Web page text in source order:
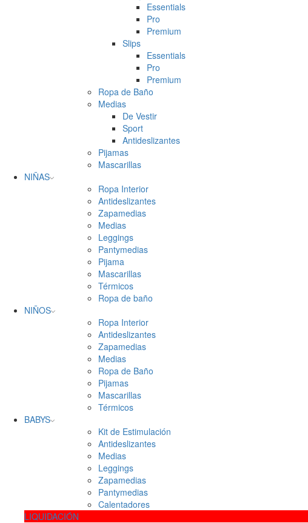
Essentials
Pro
Premium
Slips
Essentials
Pro
Premium
Ropa de Baño
Medias
De Vestir
Sport
Antideslizantes
Pijamas
Mascarillas
NIÑAS
Ropa Interior
Antideslizantes
Zapamedias
Medias
Leggings
Pantymedias
Pijama
Mascarillas
Térmicos
Ropa de baño
NIÑOS
Ropa Interior
Antideslizantes
Zapamedias
Medias
Ropa de Baño
Pijamas
Mascarillas
Térmicos
BABYS
Kit de Estimulación
Antideslizantes
Medias
Leggings
Zapamedias
Pantymedias
Calentadores
LIQUIDACIÓN